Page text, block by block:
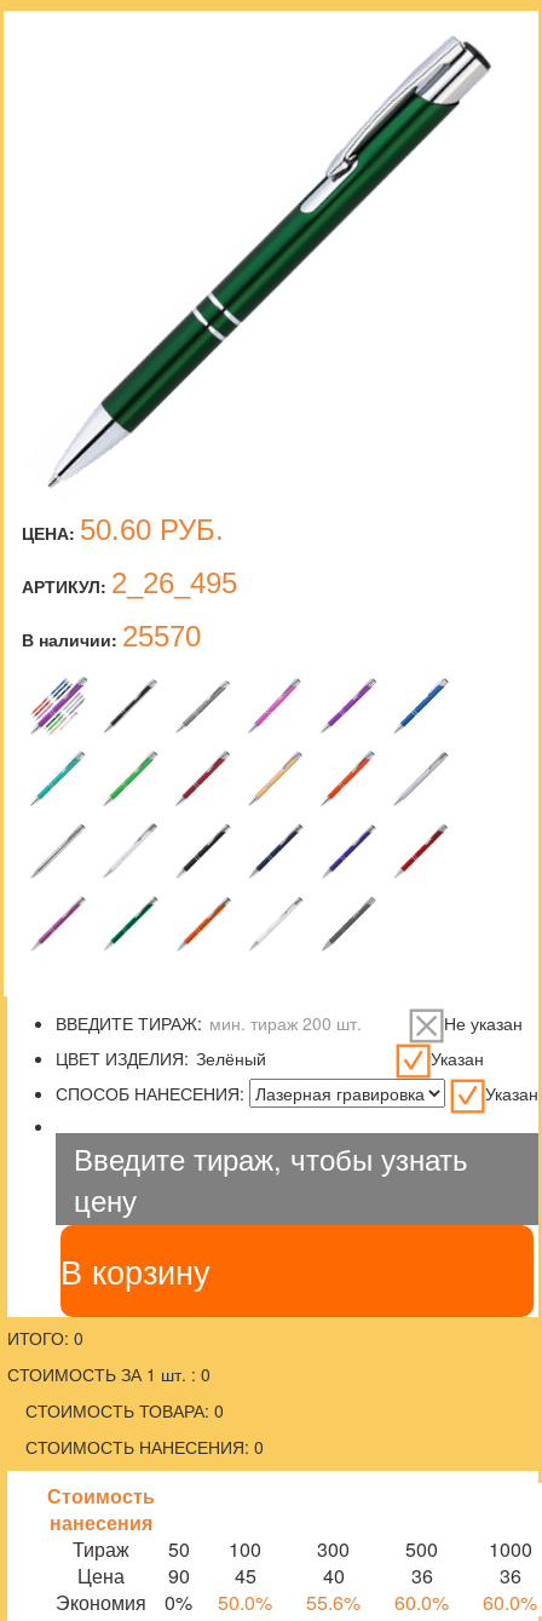
ЦЕНА: 50.60 РУБ.
АРТИКУЛ: 2_26_495
В наличии: 25570
ВВЕДИТЕ ТИРАЖ:
Не указан
ЦВЕТ ИЗДЕЛИЯ:
Указан
СПОСОБ НАНЕСЕНИЯ:
Указан
Введите тираж, чтобы узнать
цену
В корзину
ИТОГО: 0
СТОИМОСТЬ ЗА 1 шт. : 0
СТОИМОСТЬ ТОВАРА: 0
СТОИМОСТЬ НАНЕСЕНИЯ: 0
Стоимость
нанесения
Тираж
50 100 300 500
1000
Цена
90 45 40 36
36
Экономия
0% 50.0% 55.6% 60.0% 60.0%